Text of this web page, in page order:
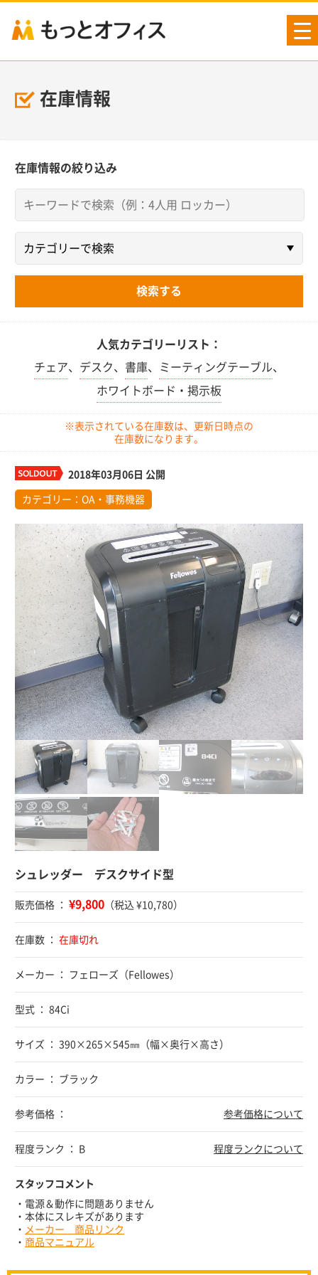
在庫情報
在庫情報の絞り込み
人気カテゴリーリスト：
チェア、 デスク、 書庫、 ミーティングテーブル、
ホワイトボード・掲示板
※表示されている在庫数は、更新日時点の
在庫数になります。
2018年03月06日 公開
カテゴリー： OA・事務機器
シュレッダー デスクサイド型
販売価格 ： ¥9,800 （税込 ¥10,780）
在庫数 ： 在庫切れ
メーカー ： フェローズ（Fellowes）
型式 ： 84Ci
サイズ ： 390×265×545㎜（幅×奥行×高さ）
カラー ： ブラック
参考価格 ： 参考価格について
程度ランク ： B 程度ランクについて
スタッフコメント
・電源＆動作に問題ありません
・本体にスレキズがあります
・ メーカー 商品リンク
・ 商品マニュアル